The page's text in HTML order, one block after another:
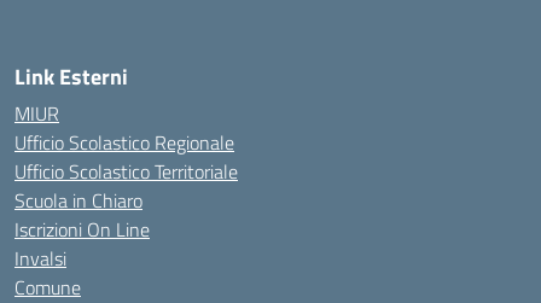
Link Esterni
MIUR
Ufficio Scolastico Regionale
Ufficio Scolastico Territoriale
Scuola in Chiaro
Iscrizioni On Line
Invalsi
Comune